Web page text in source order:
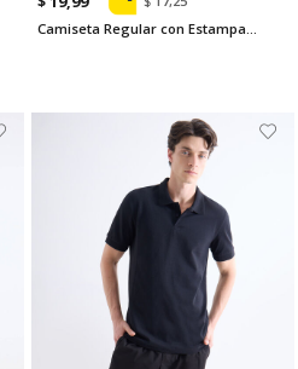
Camiseta Regular con Estampado Karma